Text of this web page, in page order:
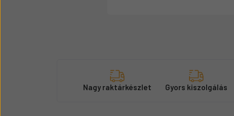
Nagy raktárkészlet Gyors kiszolgálás